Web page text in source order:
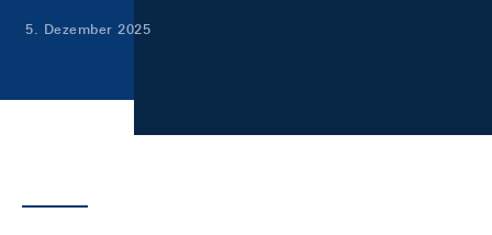
5. Dezember 2025